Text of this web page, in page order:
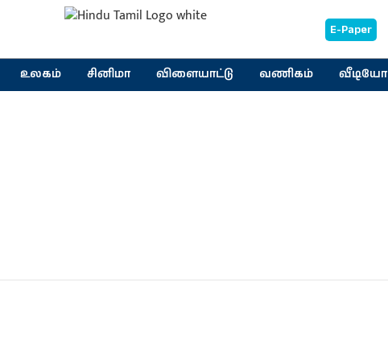
E-Paper
உலகம் சினிமா விளையாட்டு வணிகம் வீடியோ